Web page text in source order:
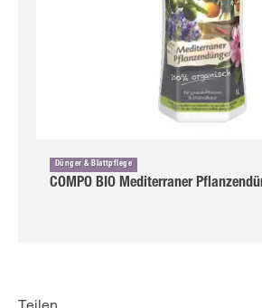
Dünger & Blattpflege
COMPO BIO Mediterraner
Teilen